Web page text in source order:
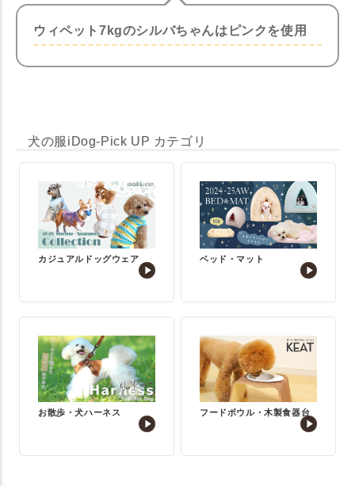
ウィペット7kgのシルバちゃんはピンクを使用
犬の服iDog-Pick UP カテゴリ
カジュアルドッグウェア ベッド・マット
お散歩・犬ハーネス フードボウル・木製食器台